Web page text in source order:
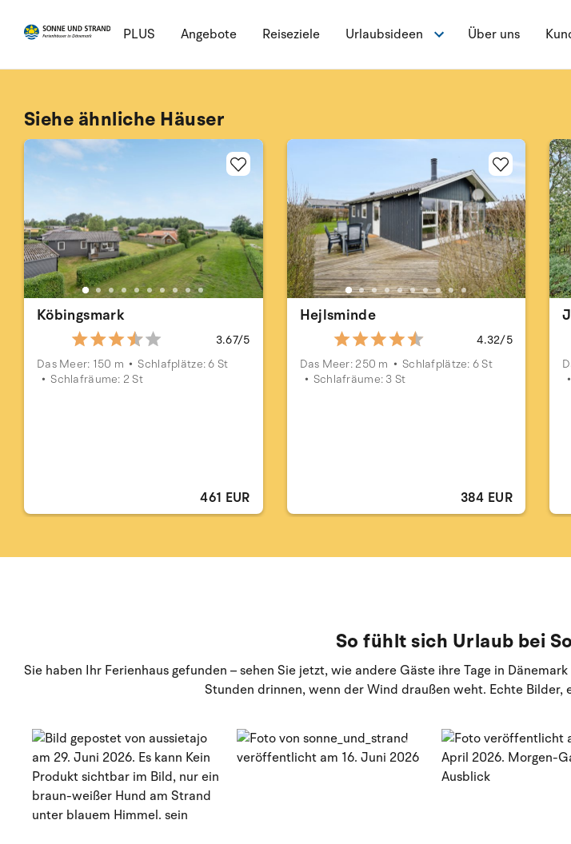
PLUS Angebote Reiseziele Urlaubsideen Über uns
Siehe ähnliche Häuser
Köbingsmark
3.67/5
Das Meer: 150 m
Schlafplätze: 6 St
Schlafräume: 2 St
461 EUR
Hejlsminde
4.32/5
Das Meer: 250 m
Schlafplätze: 6 St
Schlafräume: 3 St
384 EUR
So fühlt sich Urlaub bei
Sie haben Ihr Ferienhaus gefunden – sehen Sie jetzt, wie andere Gäste ihre Tage in
Stunden drinnen, wenn der Wind draußen weht. Echte